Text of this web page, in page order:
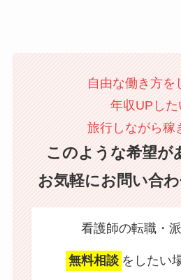
自由な働き方を
年収UPした
旅行しながら稼
このような希望が
お気軽にお問い合
看護師の転職・
無料相談 をしたい